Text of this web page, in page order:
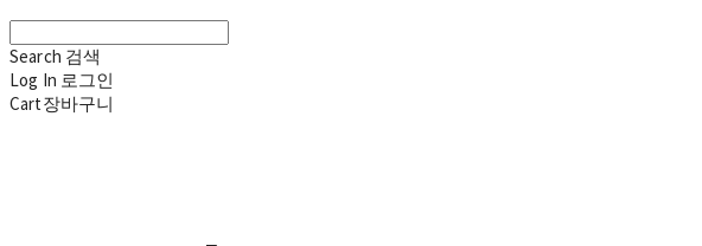
Search 검색
Log In 로그인
Cart장바구니